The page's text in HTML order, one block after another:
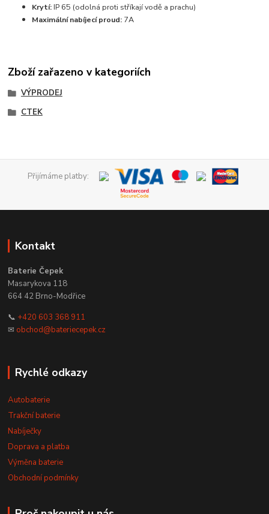
Krytí: IP 65 (odolná proti stříkají vodě a prachu)
Maximální nabíjecí proud: 7A
Zboží zařazeno v kategoriích
VÝPRODEJ
CTEK
Přijímáme platby:
Kontakt
Baterie Čepek
Masarykova 118
664 42 Brno-Modřice
📞 +420 603 368 911
✉ obchod@bateriecepek.cz
Rychlé odkazy
Autobaterie
Trakční baterie
Nabíječky
Doprava a platba
Výměna baterie
Obchodní podmínky